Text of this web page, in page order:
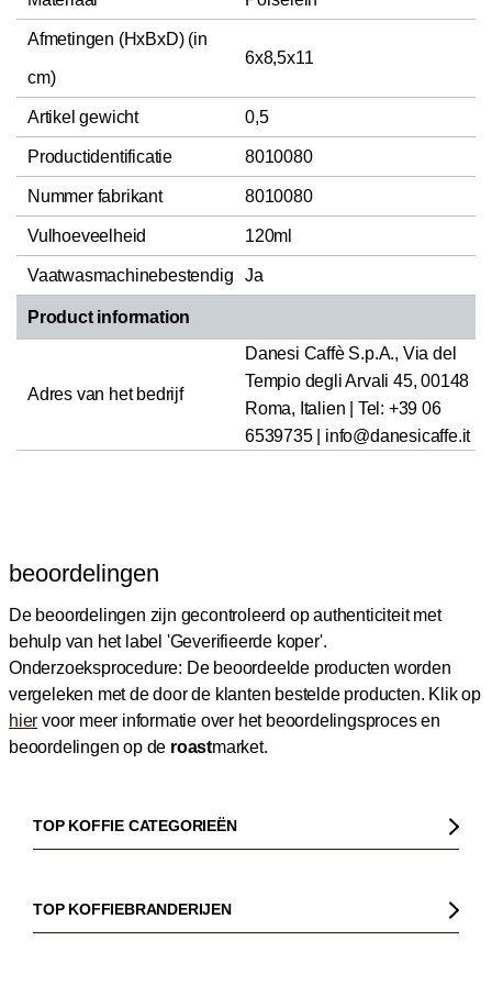
Afmetingen (HxBxD) (in
cm)
6x8,5x11
Artikel gewicht 0,5
Productidentificatie 8010080
Nummer fabrikant 8010080
Vulhoeveelheid 120ml
Vaatwasmachinebestendig Ja
Product information
Adres van het bedrijf
Danesi Caffè S.p.A., Via del
Tempio degli Arvali 45, 00148
Roma, Italien | Tel: +39 06
6539735 | info@danesicaffe.it
beoordelingen
De beoordelingen zijn gecontroleerd op authenticiteit met
behulp van het label 'Geverifieerde koper'.
Onderzoeksprocedure: De beoordeelde producten worden
vergeleken met de door de klanten bestelde producten. Klik op
hier voor meer informatie over het beoordelingsproces en
beoordelingen op de roastmarket.
TOP KOFFIE CATEGORIEËN
Koffiebonen
Biologische koffie
TOP KOFFIEBRANDERIJEN